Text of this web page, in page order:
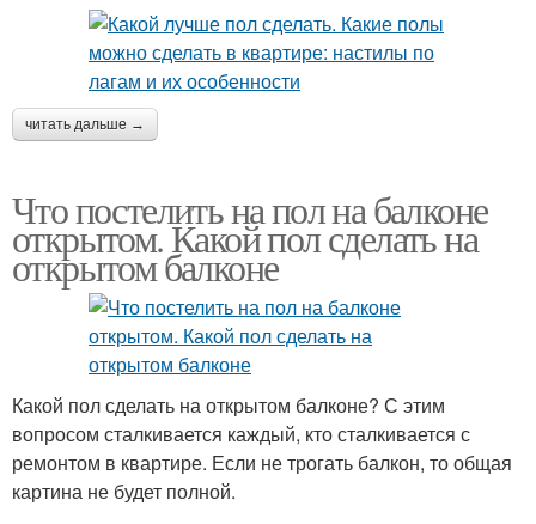
читать дальше →
Что постелить на пол на балконе
открытом. Какой пол сделать на
открытом балконе
Какой пол сделать на открытом балконе? С этим
вопросом сталкивается каждый, кто сталкивается с
ремонтом в квартире. Если не трогать балкон, то общая
картина не будет полной.